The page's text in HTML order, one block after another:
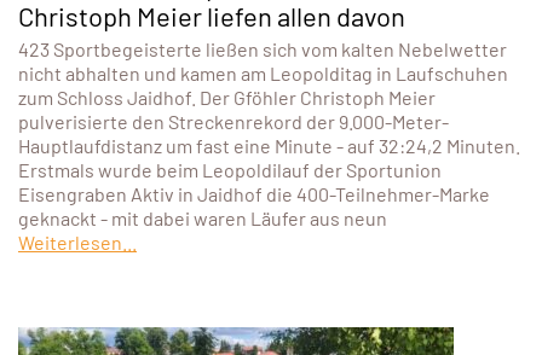
Christoph Meier liefen allen davon
423 Sportbegeisterte ließen sich vom kalten Nebelwetter
nicht abhalten und kamen am Leopolditag in Laufschuhen
zum Schloss Jaidhof. Der Gföhler Christoph Meier
pulverisierte den Streckenrekord der 9.000-Meter-
Hauptlaufdistanz um fast eine Minute - auf 32:24,2 Minuten.
Erstmals wurde beim Leopoldilauf der Sportunion
Eisengraben Aktiv in Jaidhof die 400-Teilnehmer-Marke
geknackt - mit dabei waren Läufer aus neun
Weiterlesen...